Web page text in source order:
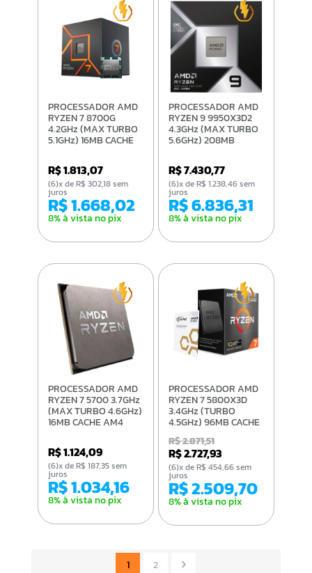
PROCESSADOR AMD
RYZEN 7 8700G
4.2GHz (MAX TURBO
5.1GHz) 16MB CACHE
100001236SBX
R$ 1.813,07
R$ 1.668,02
8% à vista no pix
(6)x de R$ 302,18 sem
juros
PROCESSADOR AMD
RYZEN 9 9950X3D2
4.3GHz (MAX TURBO
5.6GHz) 208MB
100001978WOF
R$ 7.430,77
R$ 6.836,31
8% à vista no pix
(6)x de R$ 1.238,46 sem
juros
PROCESSADOR AMD
RYZEN 7 5700 3.7GHz
(MAX TURBO 4.6GHz)
16MB CACHE AM4
R$ 1.124,09
R$ 1.034,16
8% à vista no pix
(6)x de R$ 187,35 sem
juros
PROCESSADOR AMD
RYZEN 7 5800X3D
3.4GHz (TURBO
4.5GHz) 96MB CACHE
AM4 100-
100000651POF
R$ 2.871,51
R$ 2.727,93
R$ 2.509,70
8% à vista no pix
(6)x de R$ 454,66 sem
juros
1 2